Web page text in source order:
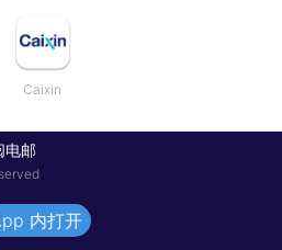
Caixin
邮
内打开